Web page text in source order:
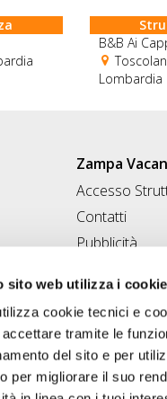
sito web utilizza i cookie
cookie tecnici e
tramite le
del sito e per
per migliorare il suo
B&B Ai
Lombardia
Zampa
Accesso
Contatti
Pubblicità